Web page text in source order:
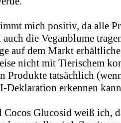
mich positiv, da alle
die Veganblume
auf dem Markt
nicht mit Tierischem
Produkte tatsächlich
Deklaration erkennen
Glucosid weiß ich,